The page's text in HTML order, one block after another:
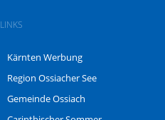
LINKS
Kärnten Werbung
Region Ossiacher See
Gemeinde Ossiach